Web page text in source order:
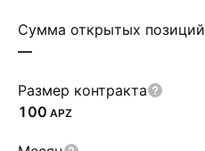
Сумма открытых позиций
—
Размер контракта
100 APZ